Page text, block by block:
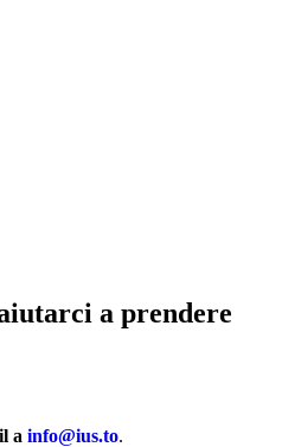
a prendere
a info@ius.to.